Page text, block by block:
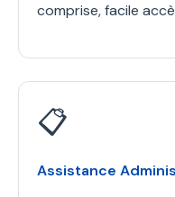
comprise, facile
📋
Assistance